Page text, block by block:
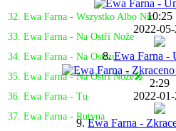
32. Ewa Farna - Wszystko Albo Nic
33. Ewa Farna - Na Ostří Nože
34. Ewa Farna - Na Ostrzu
35. Ewa Farna - Na Ostrí Nože🎤
36. Ewa Farna - Tu
37. Ewa Farna - Rutyna
10:25
2022-
8.Ewa Farna -
2:29
2022-
9.Ewa Farna -